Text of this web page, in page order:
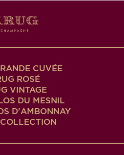
CUVÉE
ROSÉ
VINTAGE
DU MESNIL
D'AMBONNAY